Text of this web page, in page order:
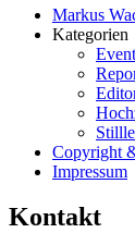
Markus
Kategorien
Copyright
Impressum
Kontakt